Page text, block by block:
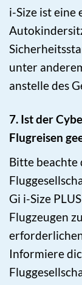
i-Size ist eine
unter
anstelle des
7. Ist der
Flugreisen
Bitte beachte
Gi i-Size
Flugzeugen
Informiere